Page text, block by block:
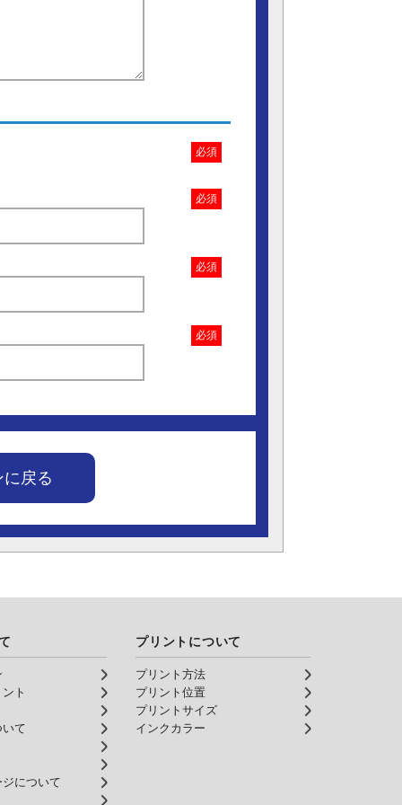
必須
必須
必須
必須
戻る
ト
て
について
プリントについて
プリント方法
プリント位置
プリントサイズ
インクカラー